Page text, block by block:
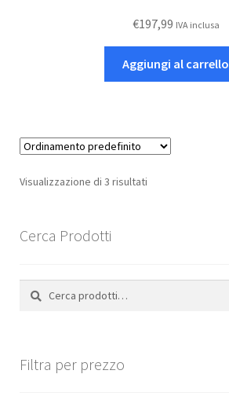
€197,99 IVA inclusa
Aggiungi al carrello
Visualizzazione di 3 risultati
Cerca Prodotti
Cerca:
Cerca
Filtra per prezzo